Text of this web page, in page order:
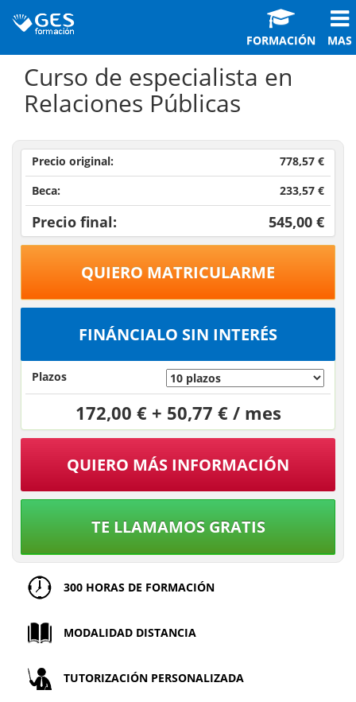
FORMACIÓN MAS
Curso de especialista en
Relaciones Públicas
Precio original:
778,57 €
Beca:
233,57 €
Precio final: 545,00 €
QUIERO MATRICULARME
FINÁNCIALO SIN INTERÉS
Plazos
172,00 € + 50,77 € / mes
QUIERO MÁS INFORMACIÓN
TE LLAMAMOS GRATIS
300 HORAS DE FORMACIÓN
MODALIDAD DISTANCIA
TUTORIZACIÓN PERSONALIZADA